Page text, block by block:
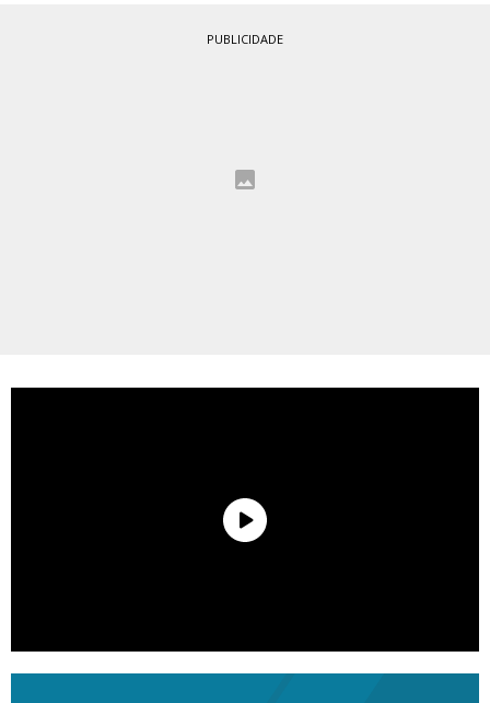
PUBLICIDADE